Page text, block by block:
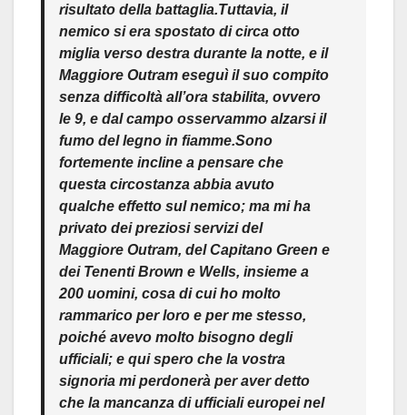
risultato della battaglia.Tuttavia, il
nemico si era spostato di circa otto
miglia verso destra durante la notte, e il
Maggiore Outram eseguì il suo compito
senza difficoltà all’ora stabilita, ovvero
le 9, e dal campo osservammo alzarsi il
fumo del legno in fiamme.Sono
fortemente incline a pensare che
questa circostanza abbia avuto
qualche effetto sul nemico; ma mi ha
privato dei preziosi servizi del
Maggiore Outram, del Capitano Green e
dei Tenenti Brown e Wells, insieme a
200 uomini, cosa di cui ho molto
rammarico per loro e per me stesso,
poiché avevo molto bisogno degli
ufficiali; e qui spero che la vostra
signoria mi perdonerà per aver detto
che la mancanza di ufficiali europei nel